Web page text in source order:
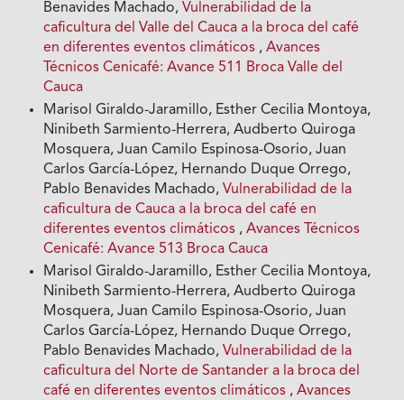
Benavides Machado,Vulnerabilidad de la
caficultura del Valle del Cauca a la broca del café
en diferentes eventos climáticos ,Avances
Técnicos Cenicafé: Avance 511 Broca Valle del
Cauca
Marisol Giraldo-Jaramillo, Esther Cecilia Montoya,
Ninibeth Sarmiento-Herrera, Audberto Quiroga
Mosquera, Juan Camilo Espinosa-Osorio, Juan
Carlos García-López, Hernando Duque Orrego,
Pablo Benavides Machado,Vulnerabilidad de la
caficultura de Cauca a la broca del café en
diferentes eventos climáticos ,Avances Técnicos
Cenicafé: Avance 513 Broca Cauca
Marisol Giraldo-Jaramillo, Esther Cecilia Montoya,
Ninibeth Sarmiento-Herrera, Audberto Quiroga
Mosquera, Juan Camilo Espinosa-Osorio, Juan
Carlos García-López, Hernando Duque Orrego,
Pablo Benavides Machado,Vulnerabilidad de la
caficultura del Norte de Santander a la broca del
café en diferentes eventos climáticos ,Avances